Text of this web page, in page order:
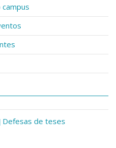
Defesas de teses